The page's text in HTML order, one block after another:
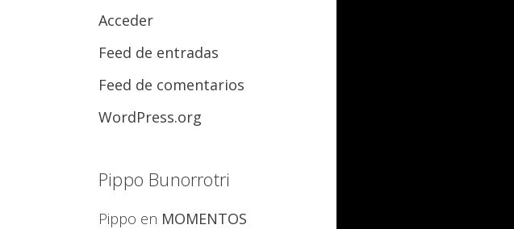
Acceder
Feed de entradas
Feed de comentarios
WordPress.org
Pippo Bunorrotri
Pippo en MOMENTOS